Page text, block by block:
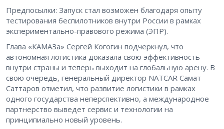
Предпосылки: Запуск стал возможен благодаря опыту
тестирования беспилотников внутри России в рамках
экспериментально-правового режима (ЭПР).
Глава «КАМАЗа» Сергей Когогин подчеркнул, что
автономная логистика доказала свою эффективность
внутри страны и теперь выходит на глобальную арену. В
свою очередь, генеральный директор NATCAR Самат
Саттаров отметил, что развитие логистики в рамках
одного государства неперспективно, а международное
партнерство выведет сервис и технологии на
принципиально новый уровень.